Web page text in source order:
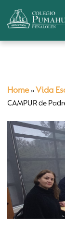
Home » Vida
CAMPUR de